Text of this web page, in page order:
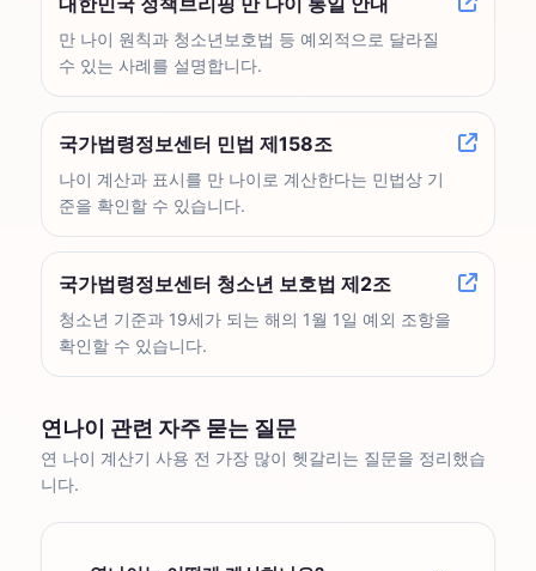
만 나이 원칙과 청소년보호법 등 예외적으로 달라질
수 있는 사례를 설명합니다.
국가법령정보센터 민법 제158조
나이 계산과 표시를 만 나이로 계산한다는 민법상 기
준을 확인할 수 있습니다.
국가법령정보센터 청소년 보호법 제2조
청소년 기준과 19세가 되는 해의 1월 1일 예외 조항을
확인할 수 있습니다.
연나이 관련 자주 묻는 질문
연 나이 계산기 사용 전 가장 많이 헷갈리는 질문을 정리했습
니다.